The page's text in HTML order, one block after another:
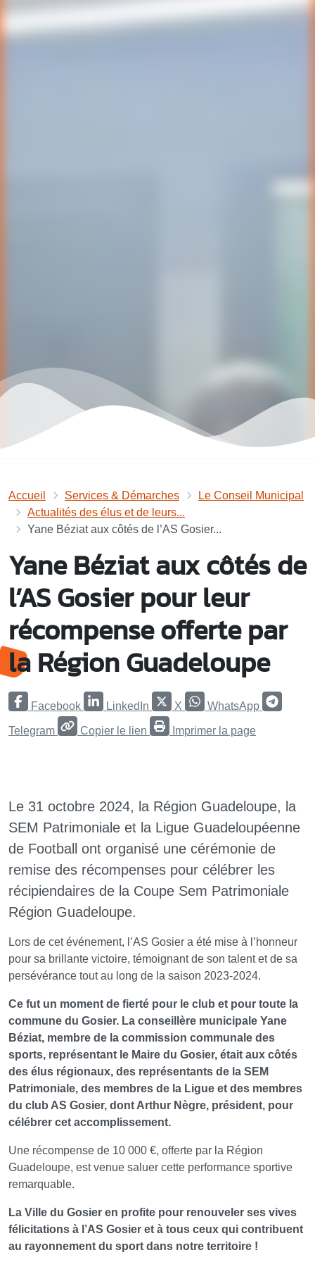
Accueil Services & Démarches
Le Conseil Municipal
Actualités des élus et de leurs...
Yane Béziat aux côtés de l’AS Gosier...
Yane Béziat aux côtés de
l’AS Gosier pour leur
récompense offerte par
la Région Guadeloupe
Facebook LinkedIn X WhatsApp
Telegram Copier le lien Imprimer la page
Le 31 octobre 2024, la Région Guadeloupe, la
SEM Patrimoniale et la Ligue Guadeloupéenne
de Football ont organisé une cérémonie de
remise des récompenses pour célébrer les
récipiendaires de la Coupe Sem Patrimoniale
Région Guadeloupe.
Lors de cet événement, l’AS Gosier a été mise à l’honneur
pour sa brillante victoire, témoignant de son talent et de sa
persévérance tout au long de la saison 2023-2024.
Ce fut un moment de fierté pour le club et pour toute la
commune du Gosier. La conseillère municipale Yane
Béziat, membre de la commission communale des
sports, représentant le Maire du Gosier, était aux côtés
des élus régionaux, des représentants de la SEM
Patrimoniale, des membres de la Ligue et des membres
du club AS Gosier, dont Arthur Nègre, président, pour
célébrer cet accomplissement.
Une récompense de 10 000 €, offerte par la Région
Guadeloupe, est venue saluer cette performance sportive
remarquable.
La Ville du Gosier en profite pour renouveler ses vives
félicitations à l’AS Gosier et à tous ceux qui contribuent
au rayonnement du sport dans notre territoire !